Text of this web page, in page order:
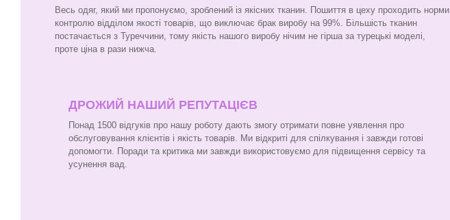
Весь одяг, який ми пропонуємо, зроблений із якісних тканин. Пошиття в цеху проходить норми
контролю відділом якості товарів, що виключає брак виробу на 99%. Більшість тканин
постачається з Туреччини, тому якість нашого виробу нічим не гірша за турецькі моделі,
проте ціна в рази нижча.
ДРОЖИЙ НАШИЙ РЕПУТАЦІЄВ
Понад 1500 відгуків про нашу роботу дають змогу отримати повне уявлення про
обслуговування клієнтів і якість товарів. Ми відкриті для спілкування і завжди готові
допомогти. Поради та критика ми завжди використовуємо для підвищення сервісу та
усунення вад.